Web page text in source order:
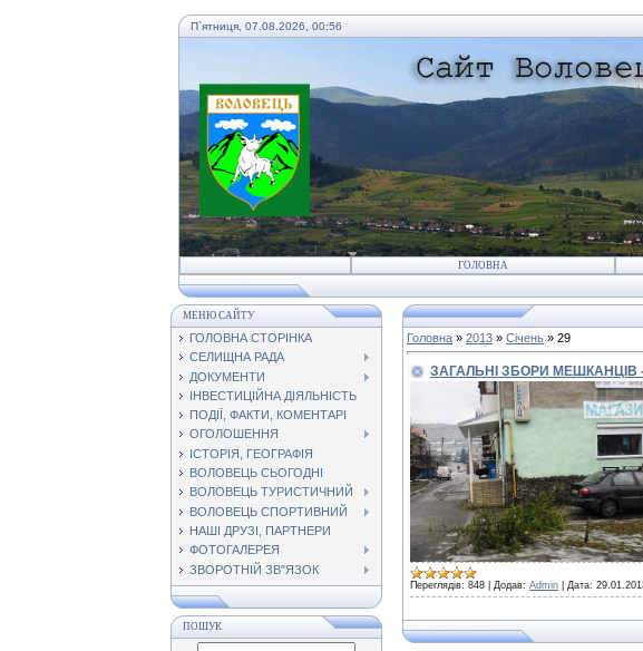
П`ятниця, 07.08.2026, 00:56
ГОЛОВНА
МЕНЮ САЙТУ
ГОЛОВНА СТОРІНКА
СЕЛИЩНА РАДА
ДОКУМЕНТИ
ІНВЕСТИЦІЙНА ДІЯЛЬНІСТЬ
ПОДІЇ, ФАКТИ, КОМЕНТАРІ
ОГОЛОШЕННЯ
ІСТОРІЯ, ГЕОГРАФІЯ
ВОЛОВЕЦЬ СЬОГОДНІ
ВОЛОВЕЦЬ ТУРИСТИЧНИЙ
ВОЛОВЕЦЬ СПОРТИВНИЙ
НАШІ ДРУЗІ, ПАРТНЕРИ
ФОТОГАЛЕРЕЯ
ЗВОРОТНІЙ ЗВ"ЯЗОК
ПОШУК
Головна » 2013 » Січень » 29
ЗАГАЛЬНІ ЗБОРИ МЕШКАНЦІВ
Переглядів: 848 Додав: Admin Дата: